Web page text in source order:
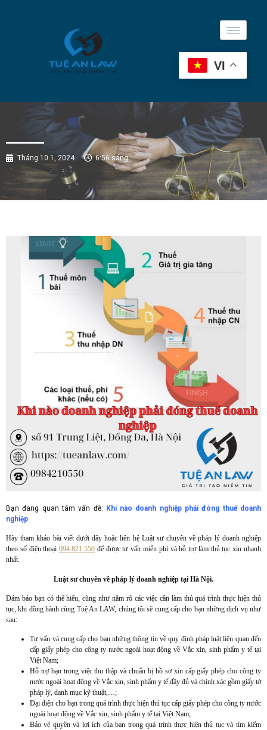
VI
Tháng 10 1, 2024 6:56 sáng
Bạn đang quan tâm vấn đề: Khi nào doanh nghiệp phải đóng thuế doanh
nghiệp
Hãy tham khảo bài viết dưới đây hoặc liên hệ Luật sư chuyên về pháp lý doanh nghiệp
theo số điện thoại094.821.550 để được tư vấn miễn phí và hỗ trợ làm thủ tục xin nhanh
nhất.
Luật sư chuyên về pháp lý doanh nghiệp tại Hà Nội.
Đảm bảo bạn có thể hiểu, cũng như nắm rõ các việc cần làm thủ quá trình thực hiện thủ
tục, khi đồng hành cùng Tuệ An LAW, chúng tôi sẽ cung cấp cho bạn những dịch vụ như
sau:
Tư vấn và cung cấp cho bạn những thông tin về quy định pháp luật liên quan đến
cấp giấy phép cho công ty nước ngoài hoạt động về Vắc xin, sinh phẩm y tế tại
Việt Nam;
Hỗ trợ bạn trong việc thu thập và chuẩn bị hồ sơ xin cấp giấy phép cho công ty
nước ngoài hoạt động về Vắc xin, sinh phẩm y tế đầy đủ và chính xác gồm giấy tờ
pháp lý, danh mục kỹ thuật,…;
Đại diện cho bạn trong quá trình thực hiện thủ tục cấp giấy phép cho công ty nước
ngoài hoạt động về Vắc xin, sinh phẩm y tế tại Việt Nam;
Bảo vệ quyền và lợi ích của bạn trong quá trình thực hiện thủ tục và tìm kiếm